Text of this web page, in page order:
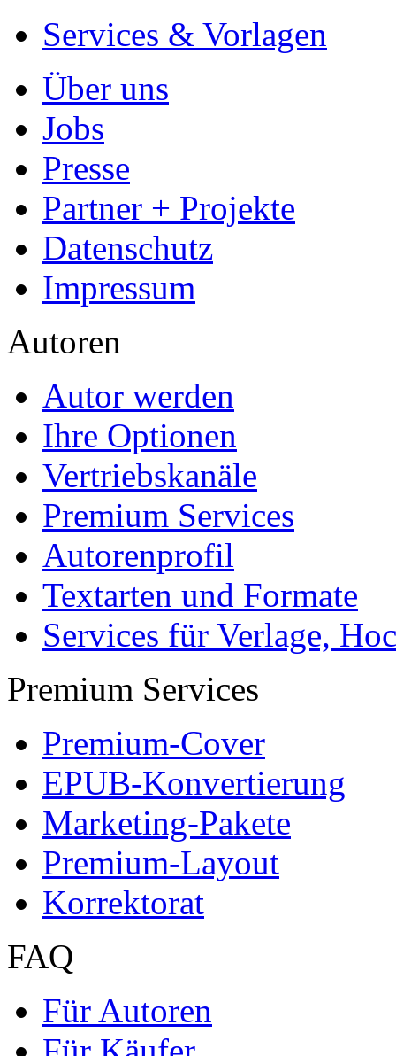
Services & Vorlagen
Über uns
Jobs
Presse
Partner + Projekte
Datenschutz
Impressum
Autoren
Autor werden
Ihre Optionen
Vertriebskanäle
Premium Services
Autorenprofil
Textarten und Formate
Services für Verlage,
Premium Services
Premium-Cover
EPUB-Konvertierung
Marketing-Pakete
Premium-Layout
Korrektorat
FAQ
Für Autoren